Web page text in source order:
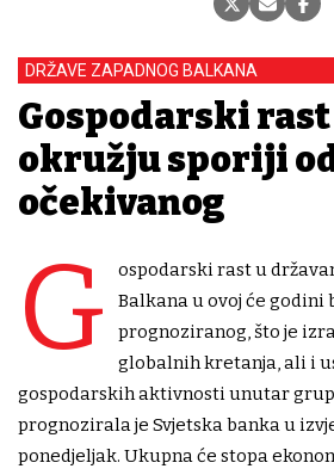
DRŽAVE ZAPADNOG BALKANA
Gospodarski
okružju sporiji
očekivanog
G
ospodarski rast u
Balkana u ovoj će godini
prognoziranog, što je
globalnih kretanja, ali i
gospodarskih aktivnosti unutar
prognozirala je Svjetska banka u
ponedjeljak. Ukupna će stopa